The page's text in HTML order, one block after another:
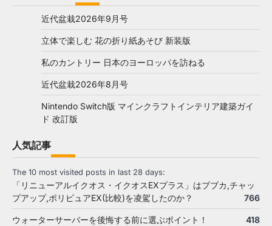
近代盆栽2026年9月号
立体で楽しむ 花の折り紙あそび 新装版
私のカントリー 日本のヨーロッパを訪ねる
近代盆栽2026年8月号
Nintendo Switch版 マインクラフトインテリア建築ガイ
ド 改訂版
人気記事
The 10 most visited posts in last 28 days:
「リニューアルイクオス・イクオスEXプラス」はブブカ,チャッ
プアップ,ポリピュアEX(比較)を凌駕したのか？
766
ウォーターサーバーを後悔する前に選ぶポイント！ 418